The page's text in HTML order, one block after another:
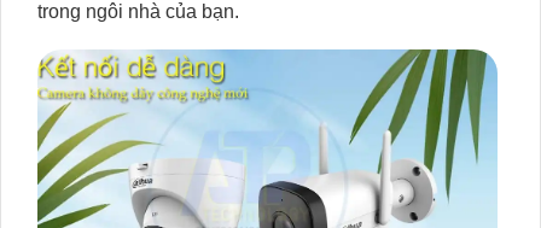
trong ngôi nhà của bạn.